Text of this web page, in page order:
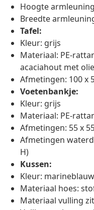
Hoogte
Breedte
Tafel:
Kleur: grijs
Materiaal: PE-
acaciahout met
Afmetingen: 100 x
Voetenbankje:
Kleur: grijs
Materiaal: PE-
Afmetingen: 55 x
Afmetingen
H)
Kussen:
Kleur: marineblauw
Materiaal hoes:
Materiaal vulling